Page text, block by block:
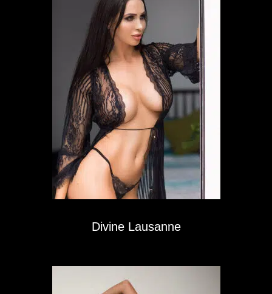
Divine Lausanne